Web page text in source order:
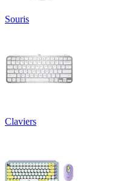
Souris
Claviers